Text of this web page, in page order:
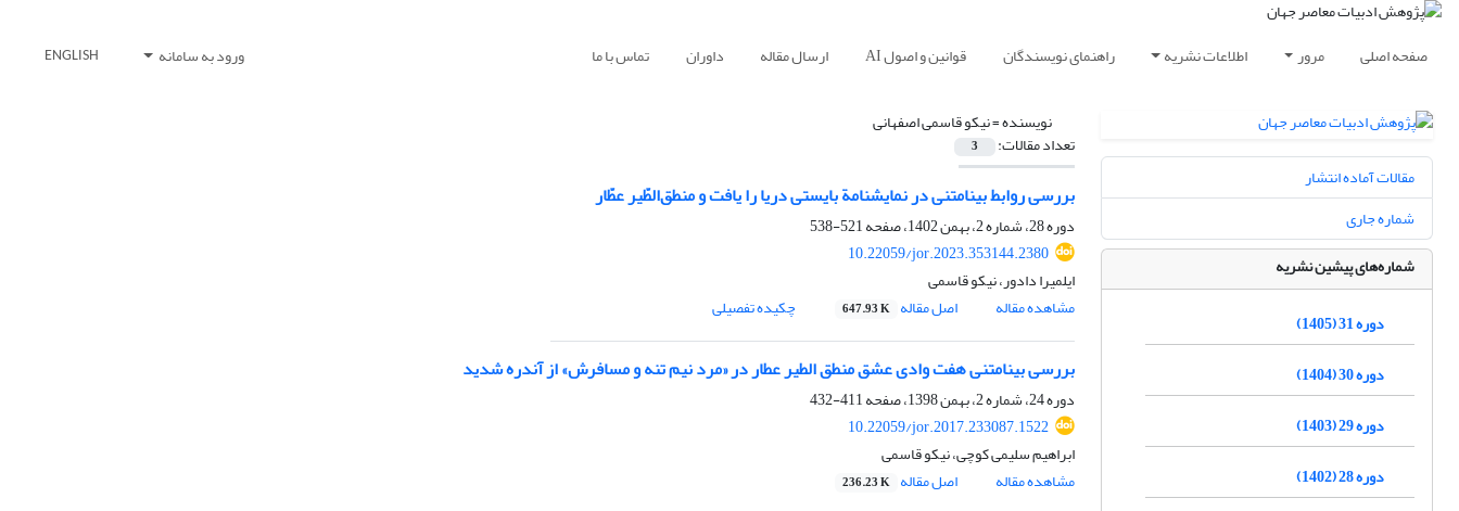
صفحه اصلی مرور اطلاعات نشریه راهنمای نویسندگان قوانین و اصول AI ارسال مقاله داوران تماس با ما ورود به سامانه ENGLISH
نویسنده =نیکو قاسمی اصفهانی
تعداد مقالات: 3
بررسی روابط بینامتنی در نمایشنامة بایستی دریا را یافت و منطق‌الطّیر عطّار
دوره 28، شماره 2، بهمن 1402، صفحه
521-538
10.22059/jor.2023.353144.2380
ایلمیرا دادور، نیکو قاسمی
مشاهده مقاله
اصل مقاله 647.93 K چکیده تفصیلی
بررسی بینامتنی هفت وادی عشق منطق الطیر عطار در «مرد نیم تنه و مسافرش» از آندره شدید
دوره 24، شماره 2، بهمن 1398، صفحه
411-432
10.22059/jor.2017.233087.1522
ابراهیم سلیمی کوچی، نیکو قاسمی
مشاهده مقاله
اصل مقاله 236.23 K
مقالات آماده انتشار
شماره جاری
شماره‌های پیشین نشریه
دوره 31 (1405)
دوره 30 (1404)
دوره 29 (1403)
دوره 28 (1402)